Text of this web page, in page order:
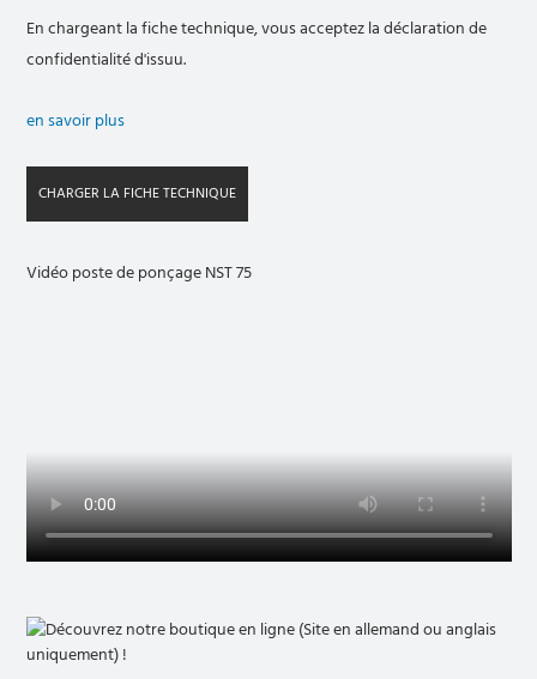
En chargeant la fiche technique, vous acceptez la déclaration de
confidentialité d'issuu.
en savoir plus
CHARGER LA FICHE TECHNIQUE
Vidéo poste de ponçage NST 75